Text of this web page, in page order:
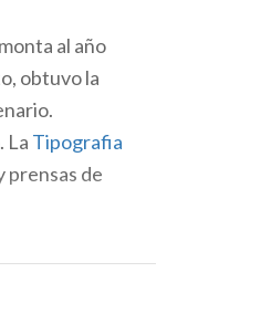
por las
de Milán:
terraza y los
Y, en el
a medida
al año
obtuvo la
La Tipografia
prensas de